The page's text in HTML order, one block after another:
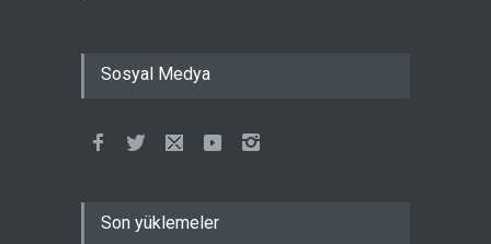
Sosyal Medya
Son yüklemeler